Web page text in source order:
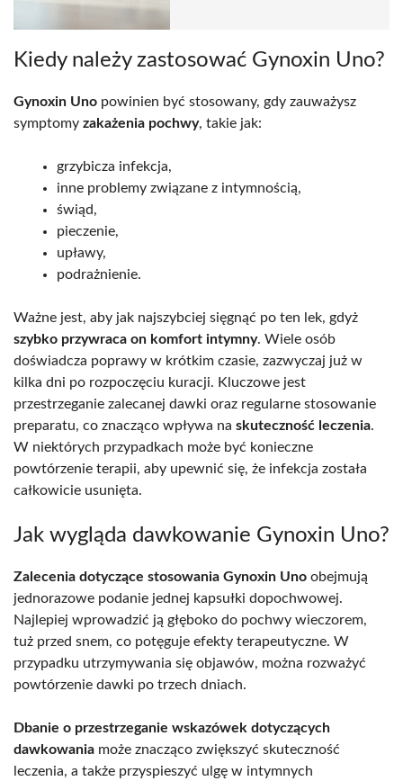
Kiedy należy zastosować Gynoxin Uno?
Gynoxin Uno powinien być stosowany, gdy zauważysz
symptomy zakażenia pochwy, takie jak:
grzybicza infekcja,
inne problemy związane z intymnością,
świąd,
pieczenie,
upławy,
podrażnienie.
Ważne jest, aby jak najszybciej sięgnąć po ten lek, gdyż
szybko przywraca on komfort intymny. Wiele osób
doświadcza poprawy w krótkim czasie, zazwyczaj już w
kilka dni po rozpoczęciu kuracji. Kluczowe jest
przestrzeganie zalecanej dawki oraz regularne stosowanie
preparatu, co znacząco wpływa na skuteczność leczenia.
W niektórych przypadkach może być konieczne
powtórzenie terapii, aby upewnić się, że infekcja została
całkowicie usunięta.
Jak wygląda dawkowanie Gynoxin Uno?
Zalecenia dotyczące stosowania Gynoxin Uno obejmują
jednorazowe podanie jednej kapsułki dopochwowej.
Najlepiej wprowadzić ją głęboko do pochwy wieczorem,
tuż przed snem, co potęguje efekty terapeutyczne. W
przypadku utrzymywania się objawów, można rozważyć
powtórzenie dawki po trzech dniach.
Dbanie o przestrzeganie wskazówek dotyczących
dawkowania może znacząco zwiększyć skuteczność
leczenia, a także przyspieszyć ulgę w intymnych